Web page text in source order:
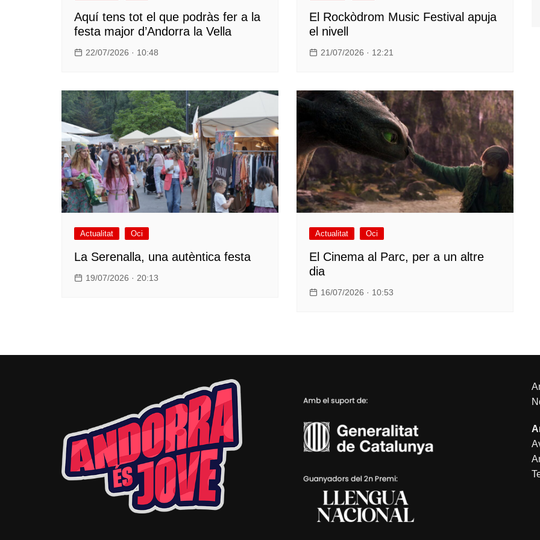
Aquí tens tot el que podràs fer a la
festa major d’Andorra la Vella
22/07/2026 · 10:48
El Rockòdrom Music Festival apuja
el nivell
21/07/2026 · 12:21
Actualitat Oci
La Serenalla, una autèntica festa
19/07/2026 · 20:13
Actualitat Oci
El Cinema al Parc, per a un altre
dia
16/07/2026 · 10:53